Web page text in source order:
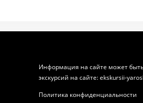
Информация на сайте может
экскурсий на сайте: ekskursii-
Политика конфиденциальности